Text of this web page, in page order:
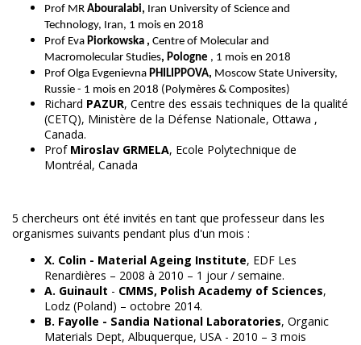
Prof MR Abouralabi, Iran University of Science and
Technology, Iran, 1 mois en 2018
Prof Eva Piorkowska , Centre of Molecular and
Macromolecular Studies, Pologne , 1 mois en 2018
Prof Olga Evgenievna PHILIPPOVA, Moscow State University,
Russie - 1 mois en 2018 (Polymères & Composites)
Richard PAZUR, Centre des essais techniques de la qualité
(CETQ), Ministère de la Défense Nationale, Ottawa ,
Canada.
Prof Miroslav GRMELA, Ecole Polytechnique de
Montréal, Canada
5 chercheurs ont été invités en tant que professeur dans les
organismes suivants pendant plus d'un mois :
X. Colin - Material Ageing Institute, EDF Les
Renardières – 2008 à 2010 – 1 jour / semaine.
A. Guinault - CMMS, Polish Academy of Sciences,
Lodz (Poland) – octobre 2014.
B. Fayolle - Sandia National Laboratories, Organic
Materials Dept, Albuquerque, USA - 2010 – 3 mois